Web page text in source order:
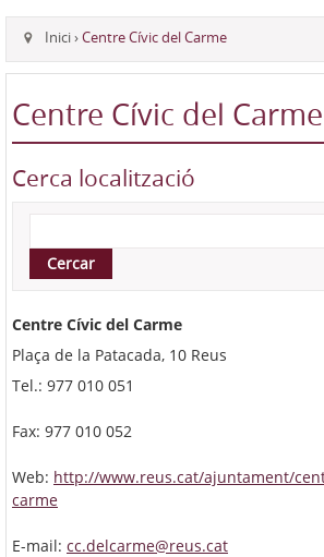
Inici›Centre Cívic del Carme
Centre Cívic del Carme
Cerca localització
Centre Cívic del Carme
Plaça de la Patacada, 10 Reus
Tel.: 977 010 051
Fax: 977 010 052
Web: http://www.reus.cat/ajuntament/
carme
E-mail: cc.delcarme@reus.cat